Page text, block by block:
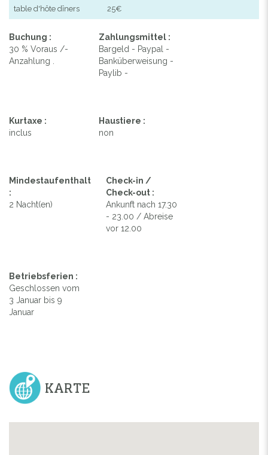
table d'hôte dîners 25€
Buchung :
30 % Voraus /-
Anzahlung .
Zahlungsmittel :
Bargeld - Paypal -
Banküberweisung -
Paylib -
Kurtaxe :
inclus
Haustiere :
non
Mindestaufenthalt
:
2 Nacht(en)
Check-in /
Check-out :
Ankunft nach 17.30
- 23.00 / Abreise
vor 12.00
Betriebsferien :
Geschlossen vom
3 Januar bis 9
Januar
KARTE